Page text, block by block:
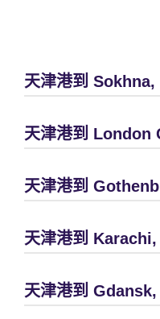
天津港到 Sokhna,
天津港到 London
天津港到
天津港到
天津港到